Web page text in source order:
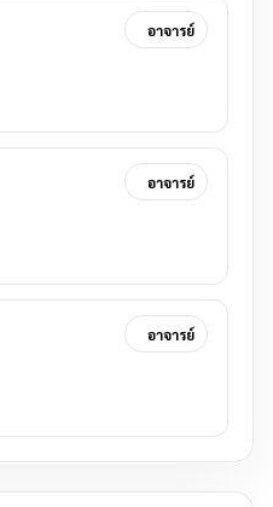
อาจารย์
อาจารย์
อาจารย์